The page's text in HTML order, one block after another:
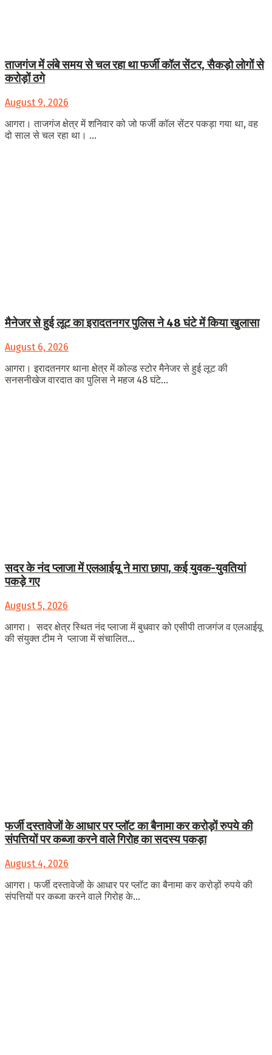
ताजगंज में लंबे समय से चल रहा था फर्जी कॉल सेंटर, सैकड़ो लोगों से
करोड़ों ठगे
August 9, 2026
आगरा। ताजगंज क्षेत्र में शनिवार को जो फर्जी कॉल सेंटर पकड़ा गया था, वह
दो साल से चल रहा था। ...
मैनेजर से हुई लूट का इरादतनगर पुलिस ने 48 घंटे में किया खुलासा
August 6, 2026
आगरा। इरादतनगर थाना क्षेत्र में कोल्ड स्टोर मैनेजर से हुई लूट की
सनसनीखेज वारदात का पुलिस ने महज 48 घंटे...
सदर के नंद प्लाजा में एलआईयू ने मारा छापा, कई युवक-युवतियां
पकड़े गए
August 5, 2026
आगरा। सदर क्षेत्र स्थित नंद प्लाजा में बुधवार को एसीपी ताजगंज व एलआईयू
की संयुक्त टीम ने प्लाजा में संचालित...
फर्जी दस्तावेजों के आधार पर प्लॉट का बैनामा कर करोड़ों रुपये की
संपत्तियों पर कब्जा करने वाले गिरोह का सदस्य पकड़ा
August 4, 2026
आगरा। फर्जी दस्तावेजों के आधार पर प्लॉट का बैनामा कर करोड़ों रुपये की
संपत्तियों पर कब्जा करने वाले गिरोह के...